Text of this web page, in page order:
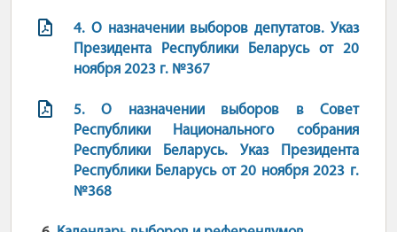
4. О назначении выборов депутатов. Указ
Президента Республики Беларусь от 20
ноября 2023 г. №367
5.О назначении выборов в Совет
Республики Национального собрания
Республики Беларусь. Указ Президента
Республики Беларусь от 20 ноября 2023 г.
№368